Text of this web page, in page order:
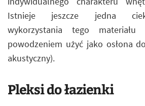
Istnieje jeszcze jedna
wykorzystania tego
powodzeniem użyć jako osłona
akustyczny).
Pleksi do łazienki